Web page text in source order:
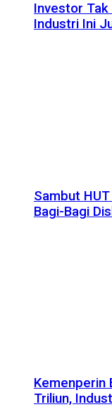
Investor Tak
Industri Ini
Sambut
Bagi-Bagi
Kemenperin
Triliun,